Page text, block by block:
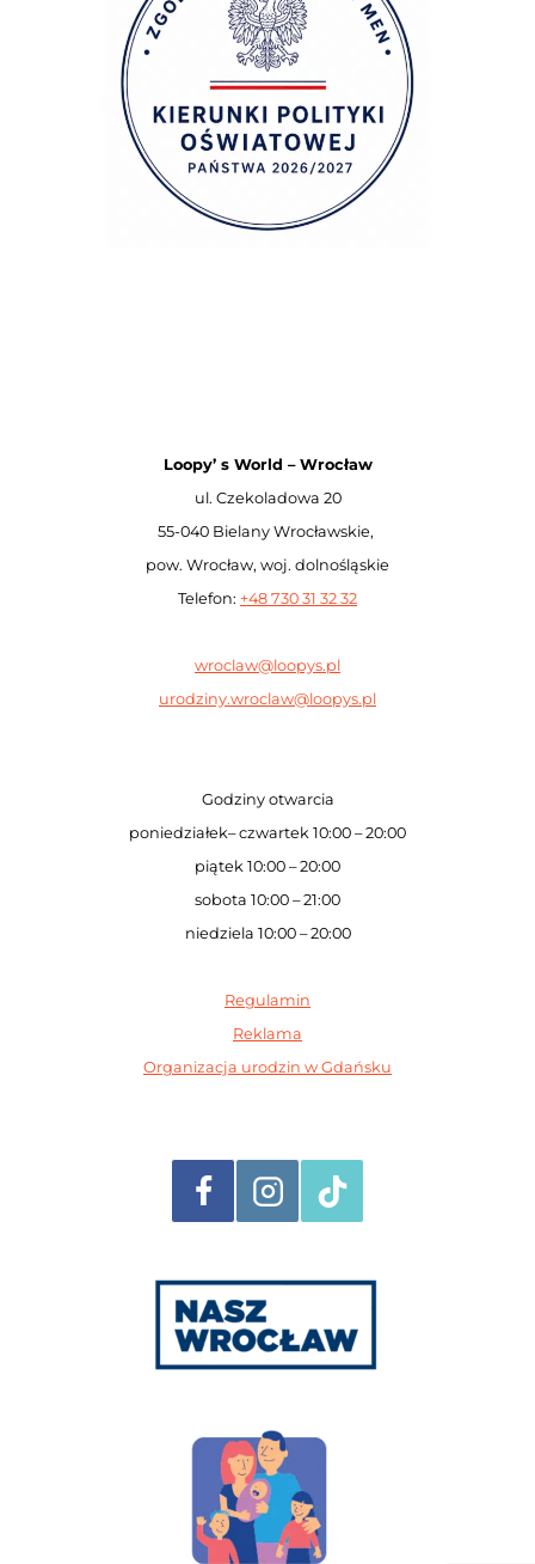
Loopy’ s World – Wrocław
ul. Czekoladowa 20
55-040 Bielany Wrocławskie,
pow. Wrocław, woj. dolnośląskie
Telefon: +48 730 31 32 32
wroclaw@loopys.pl
urodziny.wroclaw@loopys.pl
Godziny otwarcia
poniedziałek– czwartek 10:00 – 20:00
piątek 10:00 – 20:00
sobota 10:00 – 21:00
niedziela 10:00 – 20:00
Regulamin
Reklama
Organizacja urodzin w Gdańsku